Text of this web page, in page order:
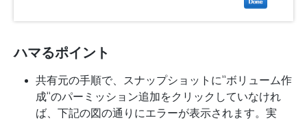
ハマるポイント
共有元の手順で、スナップショットに”ボリューム作
成”のパーミッション追加をクリックしていなけれ
ば、下記の図の通りにエラーが表示されます。実